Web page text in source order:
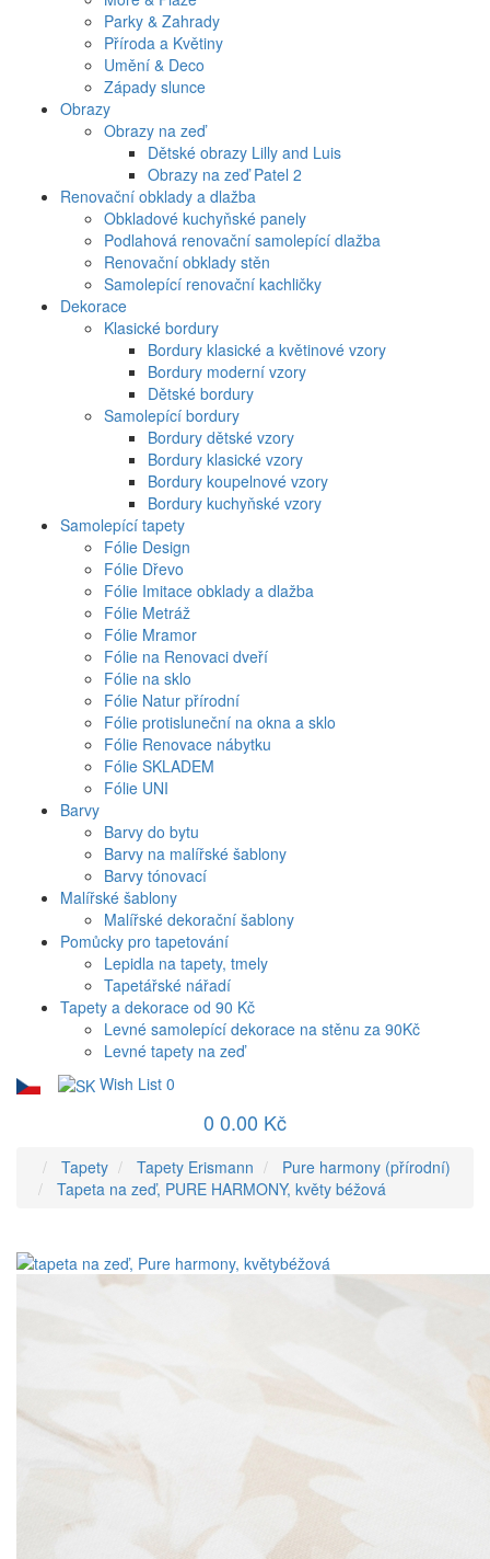
Parky & Zahrady
Příroda a Květiny
Umění & Deco
Západy slunce
Obrazy
Obrazy na zeď
Dětské obrazy Lilly and Luis
Obrazy na zeď Patel 2
Renovační obklady a dlažba
Obkladové kuchyňské panely
Podlahová renovační samolepící dlažba
Renovační obklady stěn
Samolepící renovační kachličky
Dekorace
Klasické bordury
Bordury klasické a květinové vzory
Bordury moderní vzory
Dětské bordury
Samolepící bordury
Bordury dětské vzory
Bordury klasické vzory
Bordury koupelnové vzory
Bordury kuchyňské vzory
Samolepící tapety
Fólie Design
Fólie Dřevo
Fólie Imitace obklady a dlažba
Fólie Metráž
Fólie Mramor
Fólie na Renovaci dveří
Fólie na sklo
Fólie Natur přírodní
Fólie protisluneční na okna a sklo
Fólie Renovace nábytku
Fólie SKLADEM
Fólie UNI
Barvy
Barvy do bytu
Barvy na malířské šablony
Barvy tónovací
Malířské šablony
Malířské dekorační šablony
Pomůcky pro tapetování
Lepidla na tapety, tmely
Tapetářské nářadí
Tapety a dekorace od 90 Kč
Levné samolepící dekorace na stěnu za 90Kč
Levné tapety na zeď
Wish List 0
0 0.00 Kč
Tapety Tapety Erismann
Pure harmony (přírodní)
Tapeta na zeď, PURE HARMONY, květy béžová